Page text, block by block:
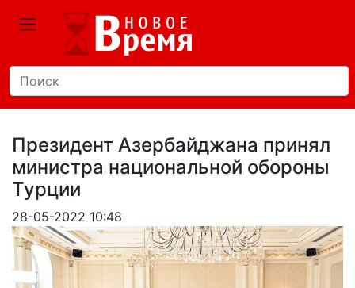
Президент Азербайджана принял
министра национальной обороны
Турции
28-05-2022 10:48